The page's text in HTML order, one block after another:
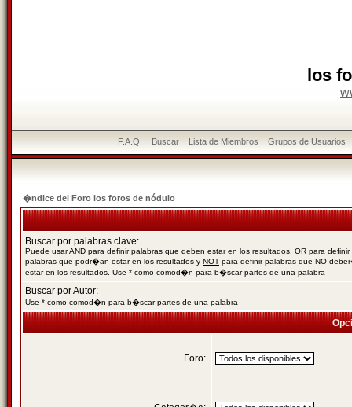
los
F.A.Q. Buscar Lista de Miembros Grupos de Usuarios
�ndice del Foro los foros de nódulo
Buscar por palabras clave:
Puede usarAND para definir palabras que deben estar en los resultados, OR para definir
palabras que podr�an estar en los resultados y NOT para definir palabras que NO
estar en los resultados. Use * como comod�n para b�scar partes de una palabra
Buscar por Autor:
Use * como comod�n para b�scar partes de una palabra
Foro: